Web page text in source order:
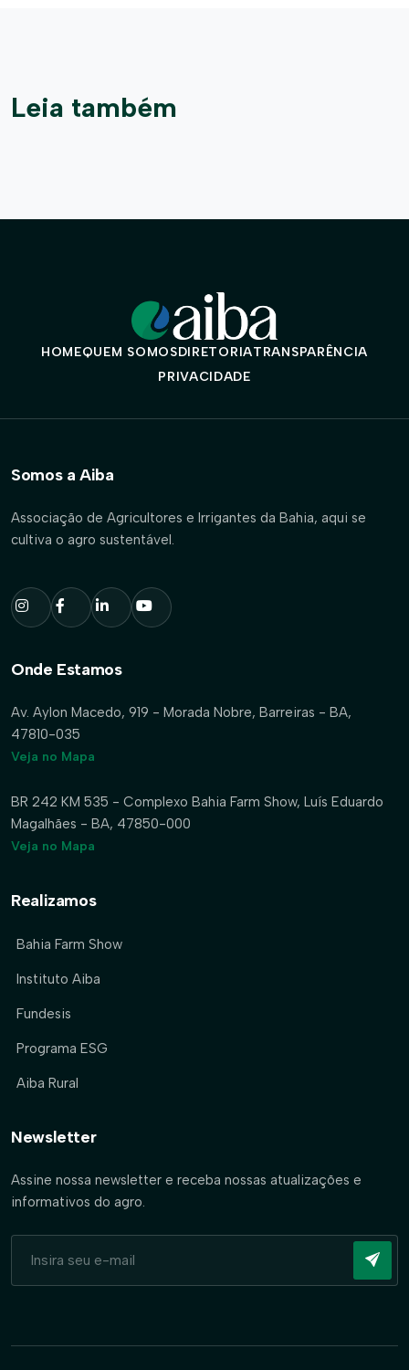
Leia também
HOMEQUEM SOMOSDIRETORIATRANSPARÊNCIA
PRIVACIDADE
Somos a Aiba
Associação de Agricultores e Irrigantes da Bahia, aqui se
cultiva o agro sustentável.
Onde Estamos
Av. Aylon Macedo, 919 - Morada Nobre, Barreiras - BA,
47810-035
Veja no Mapa
BR 242 KM 535 - Complexo Bahia Farm Show, Luís Eduardo
Magalhães - BA, 47850-000
Veja no Mapa
Realizamos
Bahia Farm Show
Instituto Aiba
Fundesis
Programa ESG
Aiba Rural
Newsletter
Assine nossa newsletter e receba nossas atualizações e
informativos do agro.